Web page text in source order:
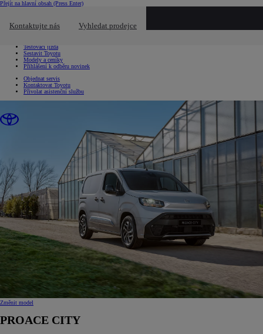
Přejít na hlavní obsah (Press Enter)
Kontaktujte nás Vyhledat prodejce
Chci... Kliknutím zavřete překryvné okno
Testovací jízda
Sestavit Toyotu
Modely a ceníky
Přihlášení k odběru novinek
Objednat servis
Kontaktovat Toyotu
Přivolat asistenční službu
Změnit model
PROACE CITY